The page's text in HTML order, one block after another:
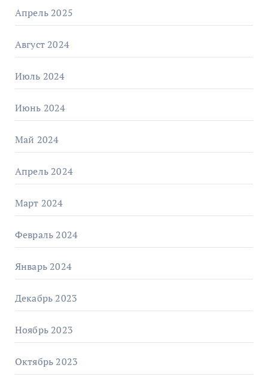
Апрель 2025
Август 2024
Июль 2024
Июнь 2024
Май 2024
Апрель 2024
Март 2024
Февраль 2024
Январь 2024
Декабрь 2023
Ноябрь 2023
Октябрь 2023